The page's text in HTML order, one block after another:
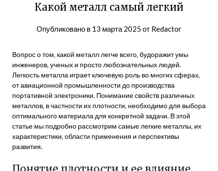
Какой металл самый легкий
Опубликовано в 13 марта 2025 от Redactor
Вопрос о том‚ какой металл легче всего‚ будоражит умы
инженеров‚ ученых и просто любознательных людей.
Легкость металла играет ключевую роль во многих сферах‚
от авиационной промышленности до производства
портативной электроники. Понимание свойств различных
металлов‚ в частности их плотности‚ необходимо для выбора
оптимального материала для конкретной задачи. В этой
статье мы подробно рассмотрим самые легкие металлы‚ их
характеристики‚ области применения и перспективы
развития.